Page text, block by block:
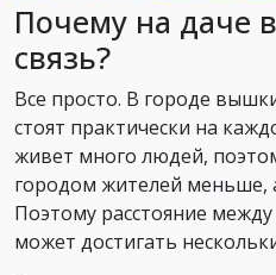
Почему на даче
связь?
Все просто. В городе
стоят практически на
живет много людей,
городом жителей меньше,
Поэтому расстояние
может достигать